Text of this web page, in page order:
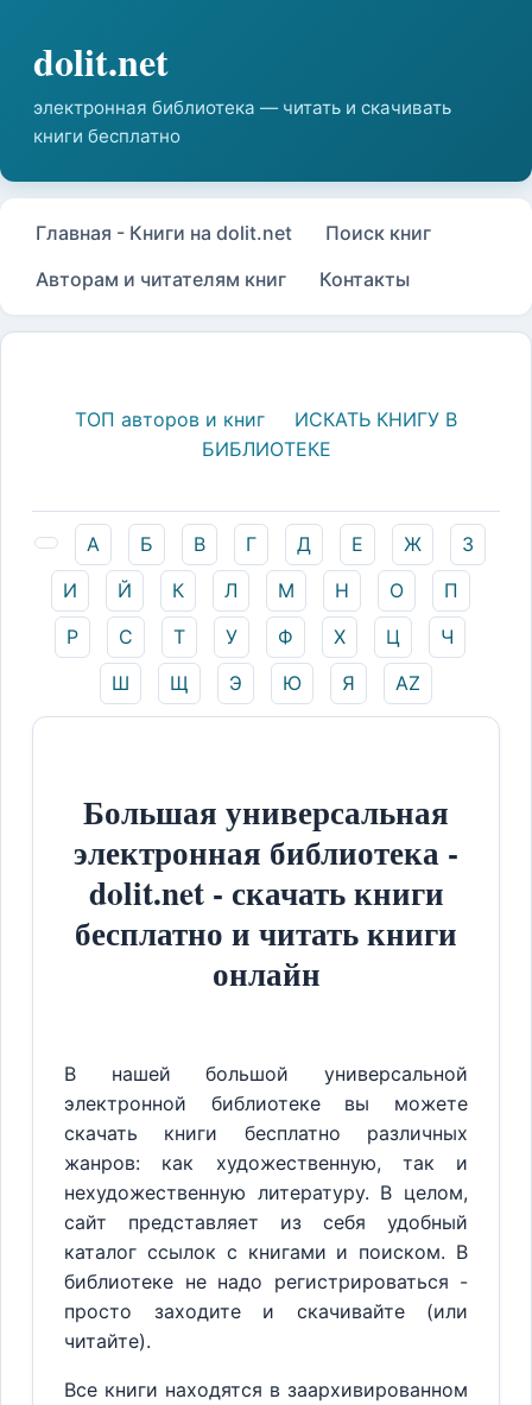
Главная - Книги на dolit.net
Поиск книг
Авторам и читателям книг
Контакты
ТОП авторов и книг
ИСКАТЬ КНИГУ В
БИБЛИОТЕКЕ
А Б В Г Д Е Ж
З
И
Й К Л М Н О
П
Р
С Т У Ф Х Ц
Ч
Ш
Щ Э Ю Я AZ
Большая универсальная
электронная библиотека -
dolit.net - скачать книги
бесплатно и читать книги
онлайн
В нашей большой универсальной
электронной библиотеке вы можете
скачать книги бесплатно различных
жанров: как художественную, так и
нехудожественную литературу. В целом,
сайт представляет из себя удобный
каталог ссылок с книгами и поиском. В
библиотеке не надо регистрироваться -
просто заходите и скачивайте (или
читайте).
Все книги находятся в заархивированном